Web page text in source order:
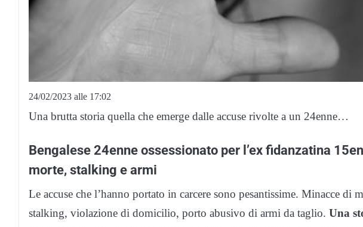
24/02/2023 alle 17:02
Una brutta storia quella che emerge dalle accuse rivolte a un 24enne…
Bengalese 24enne ossessionato per l’ex fidanzatina
morte, stalking e armi
Le accuse che l’hanno portato in carcere sono pesantissime. Minacce di
stalking, violazione di domicilio, porto abusivo di armi da taglio. Una